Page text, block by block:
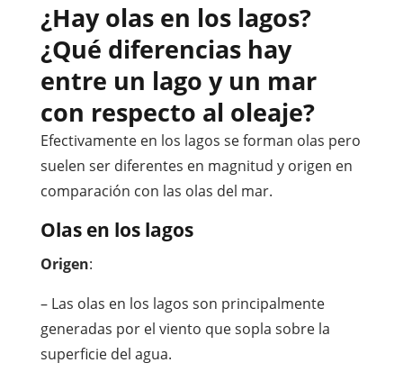
¿Hay olas en los lagos?
¿Qué diferencias hay
entre un lago y un mar
con respecto al oleaje?
Efectivamente en los lagos se forman olas pero
suelen ser diferentes en magnitud y origen en
comparación con las olas del mar.
Olas en los lagos
Origen:
– Las olas en los lagos son principalmente
generadas por el viento que sopla sobre la
superficie del agua.